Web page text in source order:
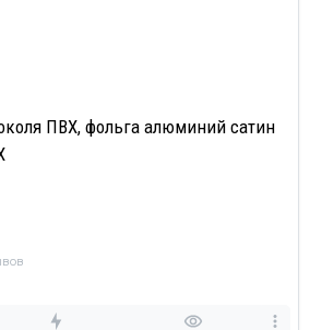
ПВХ, фольга алюминий сатин